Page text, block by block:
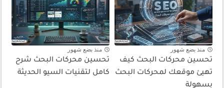
منذ بضع شهور
تحسين محركات البحث كيف
تهيئ موقعك لمحركات البحث
بسهولة
منذ بضع شهور
تحسين محركات البحث شرح
كامل لتقنيات السيو الحديثة